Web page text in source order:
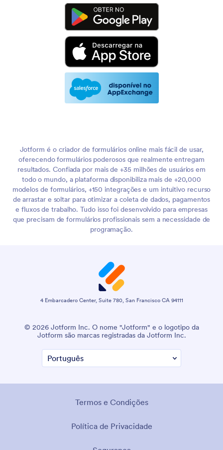
Jotform é o criador de formulários online mais fácil de usar,
oferecendo formulários poderosos que realmente entregam
resultados. Confiada por mais de +35 milhões de usuários em
todo o mundo, a plataforma disponibiliza mais de +20,000
modelos de formulários, +150 integrações e um intuitivo recurso
de arrastar e soltar para otimizar a coleta de dados, pagamentos
e fluxos de trabalho. Tudo isso foi desenvolvido para empresas
que precisam de formulários profissionais sem a necessidade de
programação.
4 Embarcadero Center, Suite 780, San Francisco CA 94111
© 2026 Jotform Inc. O nome "Jotform" e o logotipo da
Jotform são marcas registradas da Jotform Inc.
Termos e Condições
Política de Privacidade